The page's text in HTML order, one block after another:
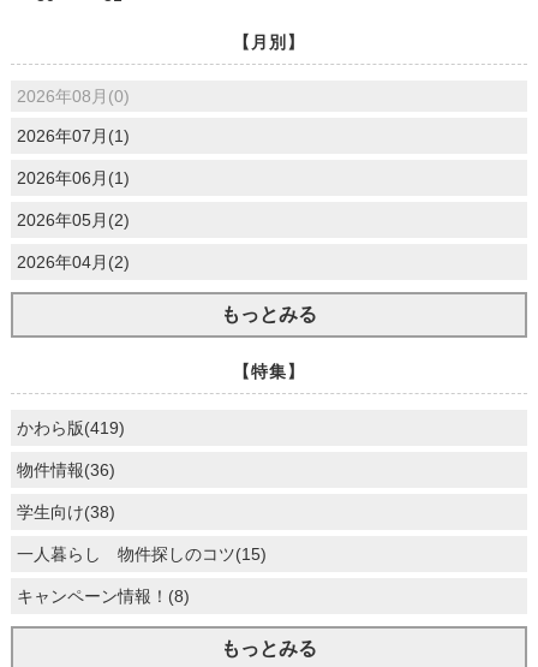
【月別】
2026年08月(0)
2026年07月(1)
2026年06月(1)
2026年05月(2)
2026年04月(2)
もっとみる
【特集】
かわら版(419)
物件情報(36)
学生向け(38)
一人暮らし 物件探しのコツ(15)
キャンペーン情報！(8)
もっとみる